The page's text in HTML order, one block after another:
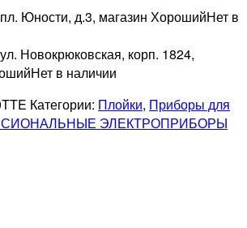
Юности, д.3, магазин ХорошийНет в
Новокрюковская, корп. 1824,
Нет в наличии
Категории: Плойки, Приборы для
ЭЛЕКТРОПРИБОРЫ